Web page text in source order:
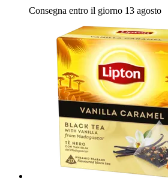
Consegna entro il giorno 13 agosto